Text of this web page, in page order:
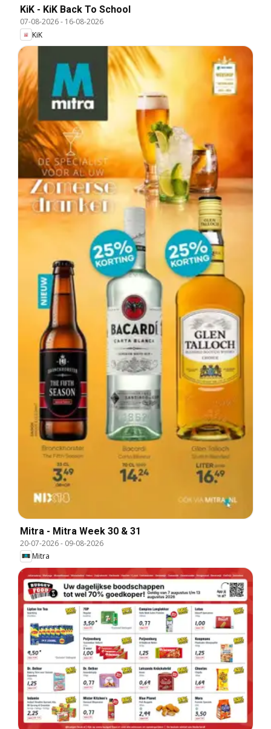
KiK - KiK Back To School
07-08-2026- 16-08-2026
KiK
Mitra - Mitra Week 30 & 31
20-07-2026- 09-08-2026
Mitra